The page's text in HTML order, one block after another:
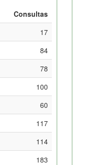
Consultas
17
84
78
100
60
117
114
183